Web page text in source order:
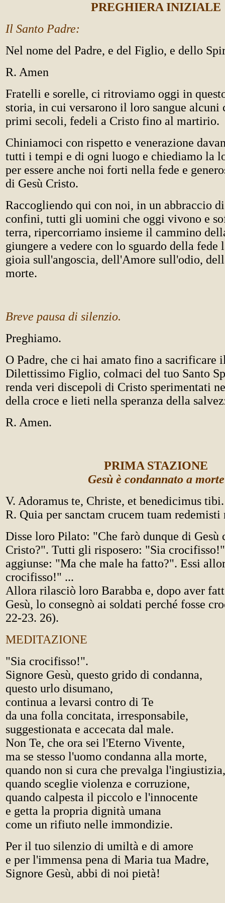
PREGHIERA INIZIALE
Il Santo Padre:
Nel nome del Padre, e del Figlio, e dello
R. Amen
Fratelli e sorelle, ci ritroviamo oggi in
storia, in cui versarono il loro sangue alcuni
primi secoli, fedeli a Cristo fino al martirio.
Chiniamoci con rispetto e venerazione
tutti i tempi e di ogni luogo e chiediamo la
per essere anche noi forti nella fede e
di Gesù Cristo.
Raccogliendo qui con noi, in un abbraccio
confini, tutti gli uomini che oggi vivono e
terra, ripercorriamo insieme il cammino
giungere a vedere con lo sguardo della
gioia sull'angoscia, dell'Amore sull'odio,
morte.
Breve pausa di silenzio.
Preghiamo.
O Padre, che ci hai amato fino a sacrificare
Dilettissimo Figlio, colmaci del tuo Santo
renda veri discepoli di Cristo sperimentati
della croce e lieti nella speranza della
R. Amen.
PRIMA STAZIONE
Gesù è condannato a morte
V. Adoramus te, Christe, et benedicimus tibi.
R. Quia per sanctam crucem tuam redemisti
Disse loro Pilato: "Che farò dunque di Gesù
Cristo?". Tutti gli risposero: "Sia
aggiunse: "Ma che male ha fatto?". Essi
crocifisso!" ...
Allora rilasciò loro Barabba e, dopo aver
Gesù, lo consegnò ai soldati perché fosse
22-23. 26).
MEDITAZIONE
"Sia crocifisso!".
Signore Gesù, questo grido di condanna,
questo urlo disumano,
continua a levarsi contro di Te
da una folla concitata, irresponsabile,
suggestionata e accecata dal male.
Non Te, che ora sei l'Eterno Vivente,
ma se stesso l'uomo condanna alla morte,
quando non si cura che prevalga
quando sceglie violenza e corruzione,
quando calpesta il piccolo e l'innocente
e getta la propria dignità umana
come un rifiuto nelle immondizie.
Per il tuo silenzio di umiltà e di amore
e per l'immensa pena di Maria tua Madre,
Signore Gesù, abbi di noi pietà!